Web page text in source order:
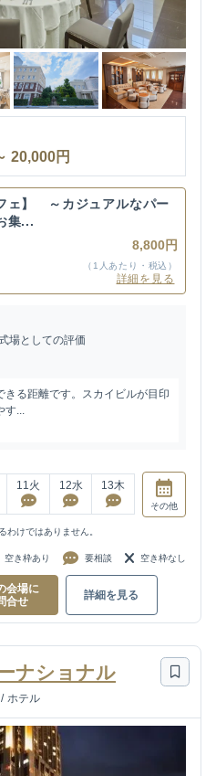
20,000円
ェ】 ～カジュアルなパー
集...
8,800円
（1人あたり・税込）
詳細を見る
場としての評価
る距離です。スカイビルが目印
...
11火 12水 13木
その他
わけではありません。
空き枠あり 要相談 空き枠なし
会場に
合せ
詳細を見る
ナショナル
/ ホテル